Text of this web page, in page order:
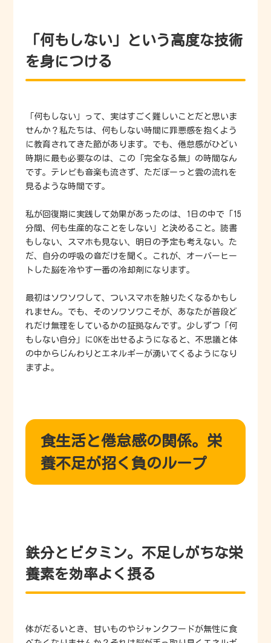
「何もしない」という高度な技術
を身につける
「何もしない」って、実はすごく難しいことだと思いま
せんか？私たちは、何もしない時間に罪悪感を抱くよう
に教育されてきた節があります。でも、倦怠感がひどい
時期に最も必要なのは、この「完全なる無」の時間なん
です。テレビも音楽も流さず、ただぼーっと雲の流れを
見るような時間です。
私が回復期に実践して効果があったのは、1日の中で「15
分間、何も生産的なことをしない」と決めること。読書
もしない、スマホも見ない、明日の予定も考えない。た
だ、自分の呼吸の音だけを聞く。これが、オーバーヒー
トした脳を冷やす一番の冷却剤になります。
最初はソワソワして、ついスマホを触りたくなるかもし
れません。でも、そのソワソワこそが、あなたが普段ど
れだけ無理をしているかの証拠なんです。少しずつ「何
もしない自分」にOKを出せるようになると、不思議と体
の中からじんわりとエネルギーが湧いてくるようになり
ますよ。
食生活と倦怠感の関係。栄
養不足が招く負のループ
鉄分とビタミン。不足しがちな栄
養素を効率よく摂る
体がだるいとき、甘いものやジャンクフードが無性に食